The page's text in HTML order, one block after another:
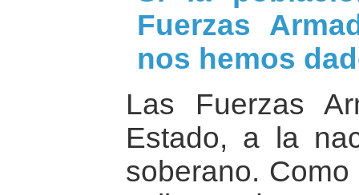
Fuerzas
nos hemos
Las Fuerzas
Estado, a la
soberano.